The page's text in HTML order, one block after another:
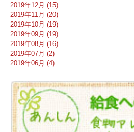
2019年12月 (15)
2019年11月 (20)
2019年10月 (19)
2019年09月 (19)
2019年08月 (16)
2019年07月 (2)
2019年06月 (4)